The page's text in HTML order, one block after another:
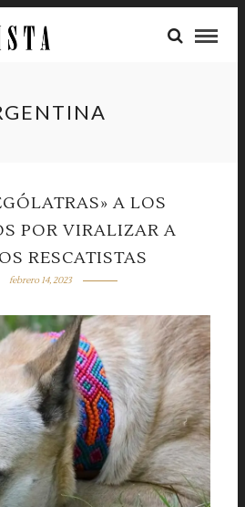
A LOS
POR VIRALIZAR A
RESCATISTAS
febrero 14, 2023